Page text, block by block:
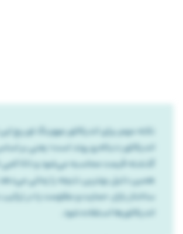
نکته مهم برای اندیکاتور مووینگ اوریج
اندیکاتور دنباله‌رو روند است؛ یعنی بر
گذشته قیمت محاسبه می‌شود و ذاتا کمی
همین دلیل بهترین نتیجه را زمانی می‌دهد
ساختار بازار، حمایت‌ و مقاومت یا در ترکیب
اندیکاتورها استفاده شود.